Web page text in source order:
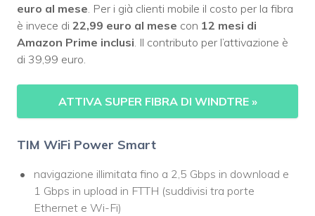
euro al mese. Per i già clienti mobile il costo per la fibra
è invece di 22,99 euro al mese con 12 mesi di
Amazon Prime inclusi. Il contributo per l’attivazione è
di 39,99 euro.
ATTIVA SUPER FIBRA DI WINDTRE »
TIM WiFi Power Smart
navigazione illimitata fino a 2,5 Gbps in download e
1 Gbps in upload in FTTH (suddivisi tra porte
Ethernet e Wi-Fi)